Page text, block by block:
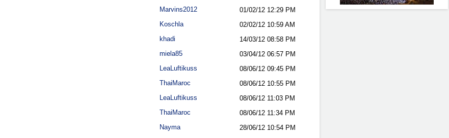
Marvins2012 01/02/12 12:29 PM
Koschla 02/02/12 10:59 AM
khadi 14/03/12 08:58 PM
miela85 03/04/12 06:57 PM
LeaLuftikuss 08/06/12 09:45 PM
ThaiMaroc 08/06/12 10:55 PM
LeaLuftikuss 08/06/12 11:03 PM
ThaiMaroc 08/06/12 11:34 PM
Nayma 28/06/12 10:54 PM